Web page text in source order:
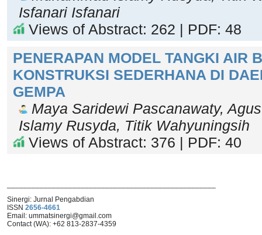
Isfanari Isfanari
Views of Abstract: 262 | PDF: 48
PENERAPAN MODEL TANGKI AIR
KONSTRUKSI SEDERHANA DI
GEMPA
Maya Saridewi Pascanawaty,
Islamy Rusyda, Titik Wahyuningsih
Views of Abstract: 376 | PDF: 40
Sinergi: Jurnal Pengabdian
ISSN 2656-4661
Email: ummatsinergi@gmail.com
Contact (WA): +62 813-2837-4359